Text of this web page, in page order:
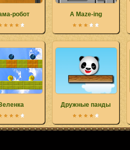
робот A Maze-ing
Дружные панды